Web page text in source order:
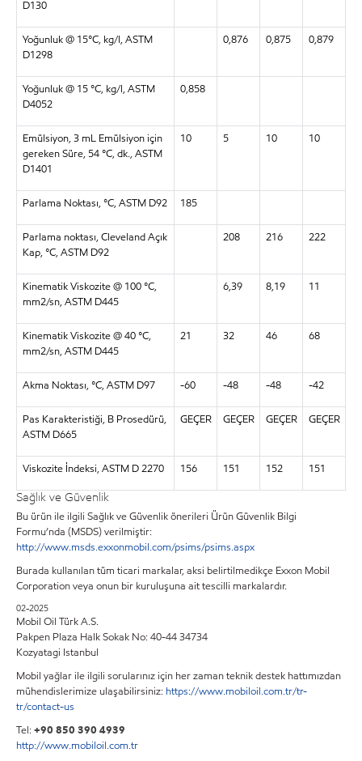
D130
Yoğunluk @ 15°C, kg/l, ASTM
D1298
0,876 0,875 0,879
Yoğunluk @ 15 °C, kg/l, ASTM
D4052
0,858
Emülsiyon, 3 mL Emülsiyon için
gereken Süre, 54 °C, dk., ASTM
D1401
10 5 10 10
Parlama Noktası, °C, ASTM D92 185
Parlama noktası, Cleveland Açık
Kap, °C, ASTM D92
208 216 222
Kinematik Viskozite @ 100 °C,
mm2/sn, ASTM D445
6,39 8,19 11
Kinematik Viskozite @ 40 °C,
mm2/sn, ASTM D445
21 32 46 68
Akma Noktası, °C, ASTM D97 -60 -48 -48 -42
Pas Karakteristiği, B Prosedürü,
ASTM D665
GEÇER GEÇER GEÇER GEÇER
Viskozite İndeksi, ASTM D 2270 156 151 152 151
Sağlık ve Güvenlik
Bu ürün ile ilgili Sağlık ve Güvenlik önerileri Ürün Güvenlik Bilgi
Formu’nda (MSDS) verilmiştir:
http://www.msds.exxonmobil.com/psims/psims.aspx
Burada kullanılan tüm ticari markalar, aksi belirtilmedikçe Exxon Mobil
Corporation veya onun bir kuruluşuna ait tescilli markalardır.
02-2025
Mobil Oil Türk A.S.
Pakpen Plaza Halk Sokak No: 40-44 34734
Kozyatagi Istanbul
Mobil yağlar ile ilgili sorularınız için her zaman teknik destek hattımızdan
mühendislerimize ulaşabilirsiniz: https://www.mobiloil.com.tr/tr-
tr/contact-us
Tel:+90 850 390 4939
http://www.mobiloil.com.tr